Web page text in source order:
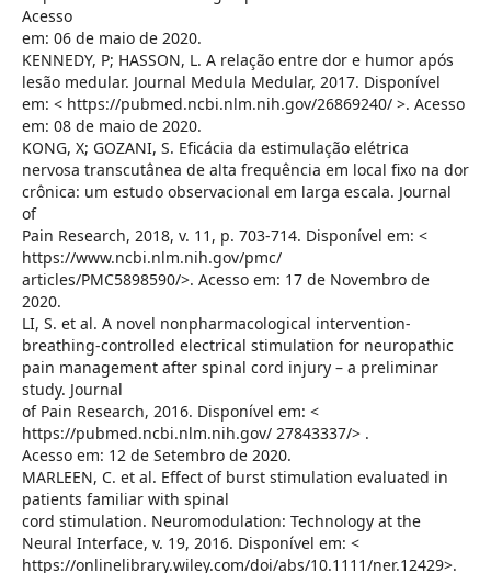
Acesso
em: 06 de maio de 2020.
KENNEDY, P; HASSON, L. A relação entre dor e humor após
lesão medular. Journal Medula Medular, 2017. Disponível
em: < https://pubmed.ncbi.nlm.nih.gov/26869240/ >. Acesso
em: 08 de maio de 2020.
KONG, X; GOZANI, S. Eficácia da estimulação elétrica
nervosa transcutânea de alta frequência em local fixo na dor
crônica: um estudo observacional em larga escala. Journal
of
Pain Research, 2018, v. 11, p. 703-714. Disponível em: <
https://www.ncbi.nlm.nih.gov/pmc/
articles/PMC5898590/>. Acesso em: 17 de Novembro de
2020.
LI, S. et al. A novel nonpharmacological intervention-
breathing-controlled electrical stimulation for neuropathic
pain management after spinal cord injury – a preliminar
study. Journal
of Pain Research, 2016. Disponível em: <
https://pubmed.ncbi.nlm.nih.gov/ 27843337/> .
Acesso em: 12 de Setembro de 2020.
MARLEEN, C. et al. Effect of burst stimulation evaluated in
patients familiar with spinal
cord stimulation. Neuromodulation: Technology at the
Neural Interface, v. 19, 2016. Disponível em: <
https://onlinelibrary.wiley.com/doi/abs/10.1111/ner.12429>.